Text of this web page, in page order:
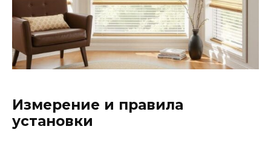
Измерение и правила
установки